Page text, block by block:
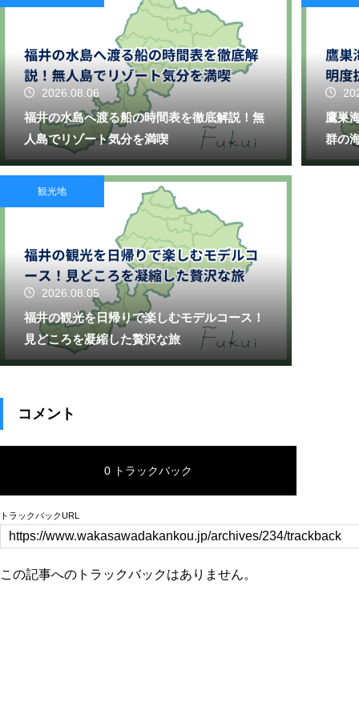
2026.08.06
福井の水島へ渡る船の時間表を徹底解説！無
人島でリゾート気分を満喫
鷹巣
群の
観光地
2026.08.05
福井の観光を日帰りで楽しむモデルコース！
見どころを凝縮した贅沢な旅
コメント
0 トラックバック
トラックバックURL
この記事へのトラックバックはありません。